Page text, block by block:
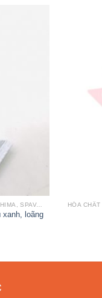
HÓA CHẤT NGÀNH MAY ( SPRAYWAY, HASHIMA, SPAVAN,..)
loãng